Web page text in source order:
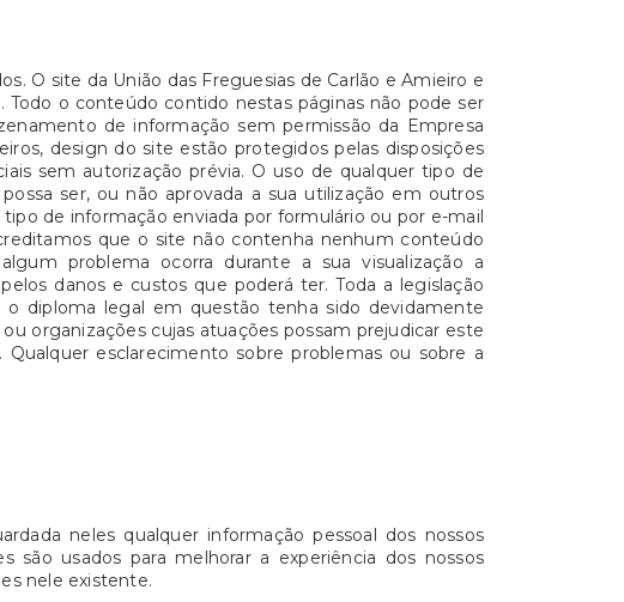
O site da União das Freguesias de Carlão e Amieiro e
Todo o conteúdo contido nestas páginas não pode ser
de informação sem permissão da Empresa
design do site estão protegidos pelas disposições
sem autorização prévia. O uso de qualquer tipo de
ser, ou não aprovada a sua utilização em outros
de informação enviada por formulário ou por e-mail
que o site não contenha nenhum conteúdo
problema ocorra durante a sua visualização a
danos e custos que poderá ter. Toda a legislação
o diploma legal em questão tenha sido devidamente
organizações cujas atuações possam prejudicar este
esclarecimento sobre problemas ou sobre a
neles qualquer informação pessoal dos nossos
são usados para melhorar a experiência dos nossos
nele existente.